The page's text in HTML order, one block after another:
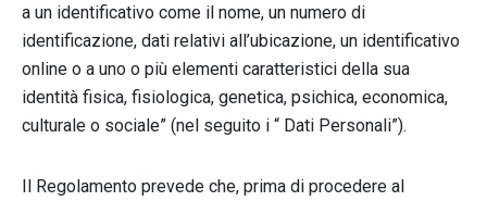
a un identificativo come il nome, un numero di
identificazione, dati relativi all’ubicazione, un identificativo
online o a uno o più elementi caratteristici della sua
identità fisica, fisiologica, genetica, psichica, economica,
culturale o sociale” (nel seguito i “ Dati Personali”).
Il Regolamento prevede che, prima di procedere al